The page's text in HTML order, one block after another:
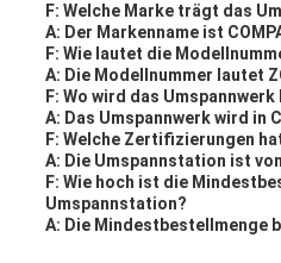
F: Welche Marke trägt das
A: Der Markenname ist
F: Wie lautet die
A: Die Modellnummer lautet
F: Wo wird das
A: Das Umspannwerk wird in
F: Welche Zertifizierungen
A: Die Umspannstation ist
F: Wie hoch ist die
Umspannstation?
A: Die Mindestbestellmenge